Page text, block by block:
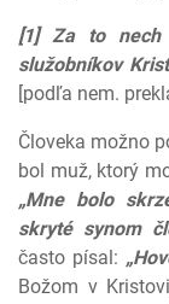
[1] Za to nech
služobníkov
[podľa nem.
Človeka možno
bol muž, ktorý
„Mne bolo
skryté synom
často písal:
Božom v